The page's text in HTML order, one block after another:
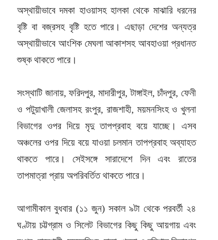
অস্থায়ীভাবে দমকা হাওয়াসহ হালকা থেকে মাঝারি ধরনের
বৃষ্টি বা বজ্রসহ বৃষ্টি হতে পারে। এছাড়া দেশের অন্যত্র
অস্থায়ীভাবে আংশিক মেঘলা আকাশসহ আবহাওয়া প্রধানত
শুষ্ক থাকতে পারে।
সংস্থাটি জানায়, ফরিদপুর, মাদারীপুর, টাঙ্গাইল, চাঁদপুর, ফেনী
ও পটুয়াখালী জেলাসহ রংপুর, রাজশাহী, ময়মনসিংহ ও খুলনা
বিভাগের ওপর দিয়ে মৃদু তাপপ্রবাহ বয়ে যাচ্ছে। এসব
অঞ্চলের ওপর দিয়ে বয়ে যাওয়া চলমান তাপপ্রবাহ অব্যাহত
থাকতে পারে। সেইসঙ্গে সারাদেশে দিন এবং রাতের
তাপমাত্রা প্রায় অপরিবর্তিত থাকতে পারে।
আগামীকাল বুধবার (১১ জুন) সকাল ৯টা থেকে পরবর্তী ২৪
ঘণ্টায় চট্টগ্রাম ও সিলেট বিভাগের কিছু কিছু আয়গায় এবং